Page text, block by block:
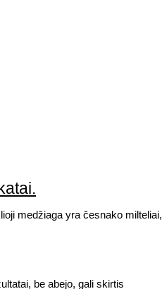
medžiaga yra česnako milteliai,
be abejo, gali skirtis